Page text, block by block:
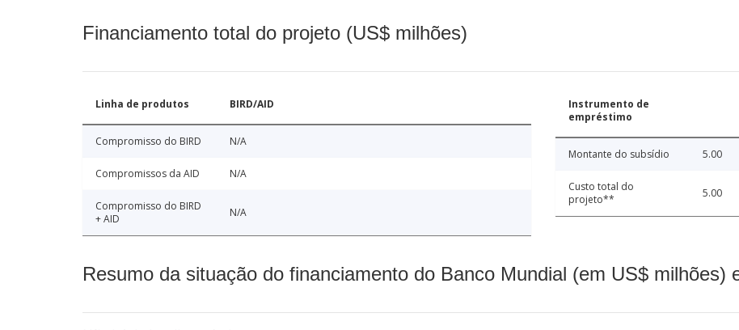
Financiamento total do projeto (US$ milhões)
Linha de produtos BIRD/AID
Compromisso do BIRD N/A
Compromissos da AID N/A
Compromisso do BIRD
+ AID
N/A
Instrumento de
empréstimo
Montante do subsídio 5.00
Custo total do
projeto**
5.00
Resumo da situação do financiamento do Banco Mundial (em US$ milhões)